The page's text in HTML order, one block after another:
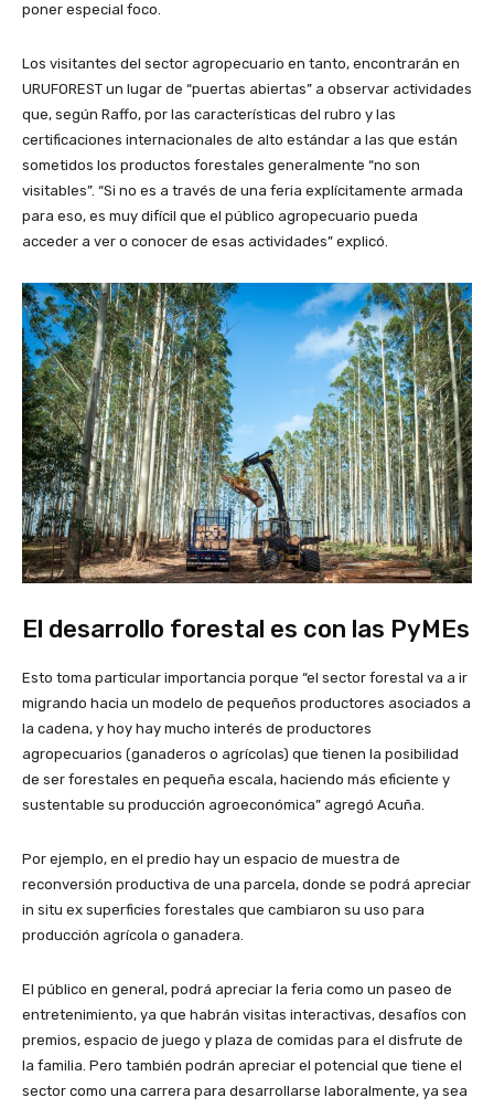
poner especial foco.
Los visitantes del sector agropecuario en tanto, encontrarán en
URUFOREST un lugar de “puertas abiertas” a observar actividades
que, según Raffo, por las características del rubro y las
certificaciones internacionales de alto estándar a las que están
sometidos los productos forestales generalmente “no son
visitables”. “Si no es a través de una feria explícitamente armada
para eso, es muy difícil que el público agropecuario pueda
acceder a ver o conocer de esas actividades” explicó.
El desarrollo forestal es con las PyMEs
Esto toma particular importancia porque “el sector forestal va a ir
migrando hacia un modelo de pequeños productores asociados a
la cadena, y hoy hay mucho interés de productores
agropecuarios (ganaderos o agrícolas) que tienen la posibilidad
de ser forestales en pequeña escala, haciendo más eficiente y
sustentable su producción agroeconómica” agregó Acuña.
Por ejemplo, en el predio hay un espacio de muestra de
reconversión productiva de una parcela, donde se podrá apreciar
in situ ex superficies forestales que cambiaron su uso para
producción agrícola o ganadera.
El público en general, podrá apreciar la feria como un paseo de
entretenimiento, ya que habrán visitas interactivas, desafíos con
premios, espacio de juego y plaza de comidas para el disfrute de
la familia. Pero también podrán apreciar el potencial que tiene el
sector como una carrera para desarrollarse laboralmente, ya sea